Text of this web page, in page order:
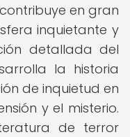
en gran
inquietante y
detallada del
la historia
de inquietud en
y el misterio.
de terror